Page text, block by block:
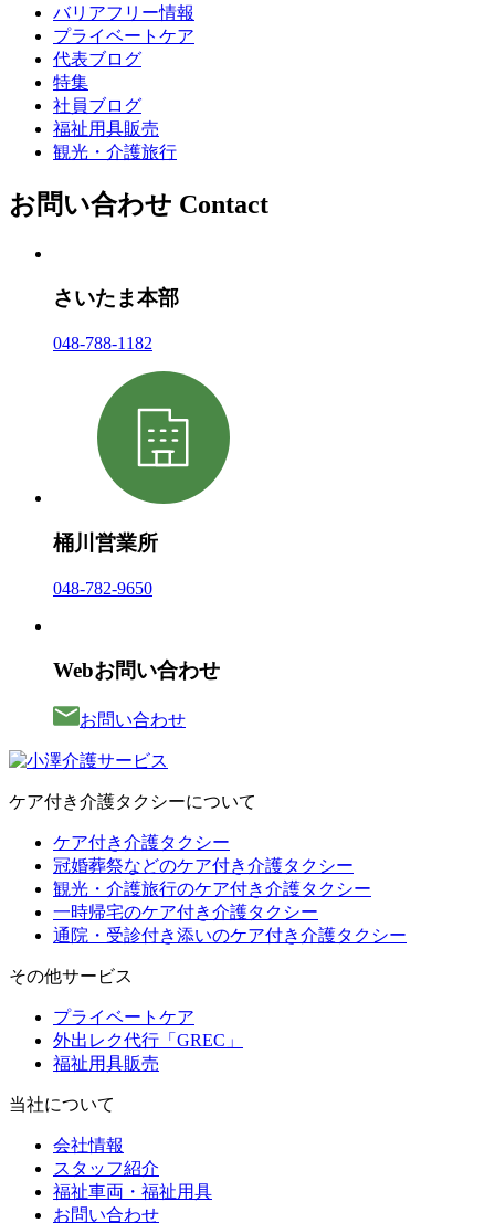
バリアフリー情報
プライベートケア
代表ブログ
特集
社員ブログ
福祉用具販売
観光・介護旅行
お問い合わせ Contact
さいたま本部
048-788-1182
桶川営業所
048-782-9650
Webお問い合わせ
お問い合わせ
ケア付き介護タクシーについて
ケア付き介護タクシー
冠婚葬祭などのケア付き介護タクシー
観光・介護旅行のケア付き介護タクシー
一時帰宅のケア付き介護タクシー
通院・受診付き添いのケア付き介護タクシー
その他サービス
プライベートケア
外出レク代行「GREC」
福祉用具販売
当社について
会社情報
スタッフ紹介
福祉車両・福祉用具
お問い合わせ